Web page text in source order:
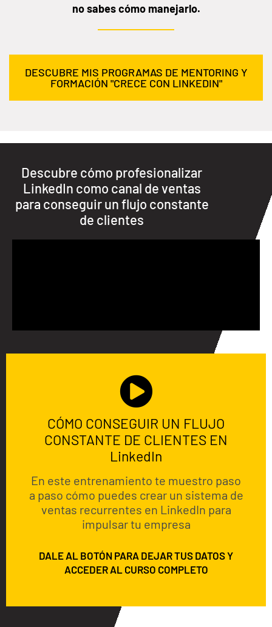
no sabes cómo manejarlo.
DESCUBRE MIS PROGRAMAS DE MENTORING Y
FORMACIÓN "CRECE CON LINKEDIN"
Descubre cómo profesionalizar
LinkedIn como canal de ventas
para conseguir un flujo constante
de clientes
CÓMO CONSEGUIR UN FLUJO
CONSTANTE DE CLIENTES EN
LinkedIn
En este entrenamiento te muestro paso
a paso cómo puedes crear un sistema de
ventas recurrentes en LinkedIn para
impulsar tu empresa
DALE AL BOTÓN PARA DEJAR TUS DATOS Y
ACCEDER AL CURSO COMPLETO